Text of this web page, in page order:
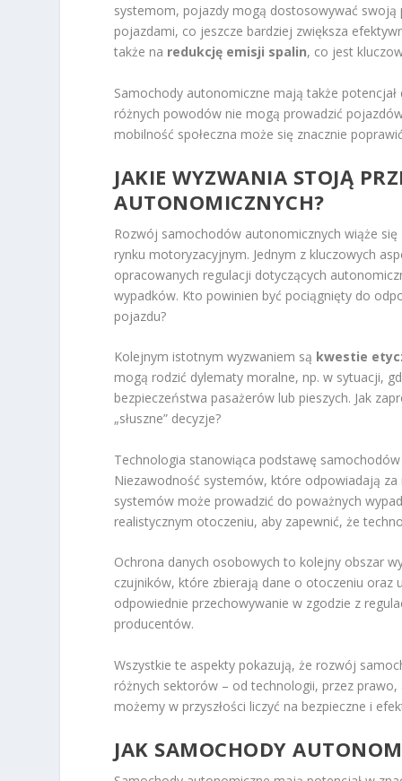
systemom, pojazdy mogą dostosowywać
pojazdami, co jeszcze bardziej zwiększa
także na redukcję emisji spalin, co jest
Samochody autonomiczne mają także
różnych powodów nie mogą prowadzić
mobilność społeczna może się znacznie
JAKIE WYZWANIA STOJĄ
AUTONOMICZNYCH?
Rozwój samochodów autonomicznych wiąże
rynku motoryzacyjnym. Jednym z kluczowych
opracowanych regulacji dotyczących
wypadków. Kto powinien być pociągnięty do
pojazdu?
Kolejnym istotnym wyzwaniem są kwestie
mogą rodzić dylematy moralne, np. w sytuacji,
bezpieczeństwa pasażerów lub pieszych. Jak
„słuszne” decyzje?
Technologia stanowiąca podstawę
Niezawodność systemów, które odpowiadają
systemów może prowadzić do poważnych
realistycznym otoczeniu, aby zapewnić, że
Ochrona danych osobowych to kolejny obszar
czujników, które zbierają dane o otoczeniu oraz
odpowiednie przechowywanie w zgodzie z
producentów.
Wszystkie te aspekty pokazują, że rozwój
różnych sektorów – od technologii, przez
możemy w przyszłości liczyć na bezpieczne i
JAK SAMOCHODY